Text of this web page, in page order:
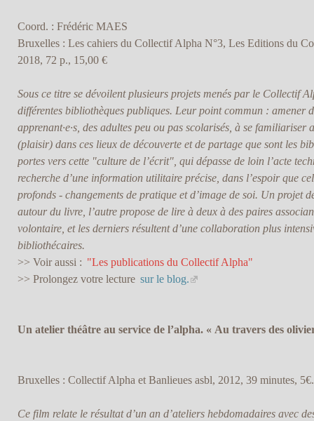
Coord. : Frédéric MAES
Bruxelles : Les cahiers du Collectif Alpha N°3, Les Editions du
2018, 72 p., 15,00 €
Sous ce titre se dévoilent plusieurs projets menés par le Collectif
différentes bibliothèques publiques. Leur point commun : amener
apprenant·e·s, des adultes peu ou pas scolarisés, à se familiariser
(plaisir) dans ces lieux de découverte et de partage que sont les
portes vers cette "culture de l’écrit", qui dépasse de loin l’acte
recherche d’une information utilitaire précise, dans l’espoir que
profonds - changements de pratique et d’image de soi. Un projet
autour du livre, l’autre propose de lire à deux à des paires
volontaire, et les derniers résultent d’une collaboration plus
bibliothécaires.
>> Voir aussi : "Les publications du Collectif Alpha"
>> Prolongez votre lecture sur le blog.
Un atelier théâtre au service de l’alpha. « Au travers des
Bruxelles : Collectif Alpha et Banlieues asbl, 2012, 39 minutes, 5€.
Ce film relate le résultat d’un an d’ateliers hebdomadaires avec